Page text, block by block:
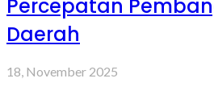
Percepatan
Daerah
18, November 2025